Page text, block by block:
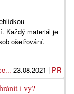
Každý materiál je
ošetřování.
23.08.2021 | PR
i vy?